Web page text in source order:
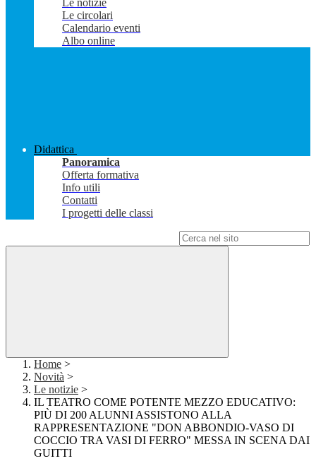
Le notizie
Le circolari
Calendario eventi
Albo online
Didattica
Panoramica
Offerta formativa
Info utili
Contatti
I progetti delle classi
Home >
Novità >
Le notizie >
IL TEATRO COME POTENTE MEZZO EDUCATIVO:
PIÙ DI 200 ALUNNI ASSISTONO ALLA
RAPPRESENTAZIONE "DON ABBONDIO-VASO DI
COCCIO TRA VASI DI FERRO" MESSA IN SCENA DAI
GUITTI